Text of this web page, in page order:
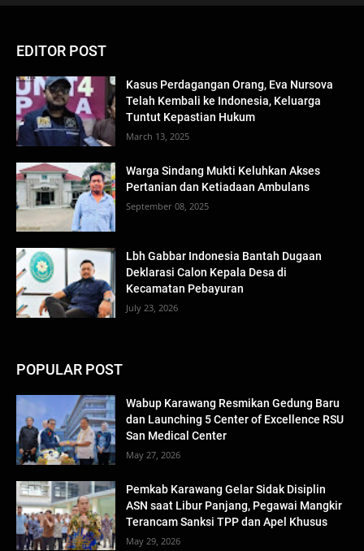
EDITOR POST
Kasus Perdagangan Orang, Eva Nursova
Telah Kembali ke Indonesia, Keluarga
Tuntut Kepastian Hukum
March 13, 2025
Warga Sindang Mukti Keluhkan Akses
Pertanian dan Ketiadaan Ambulans
September 08, 2025
Lbh Gabbar Indonesia Bantah Dugaan
Deklarasi Calon Kepala Desa di
Kecamatan Pebayuran
July 23, 2026
POPULAR POST
Wabup Karawang Resmikan Gedung Baru
dan Launching 5 Center of Excellence RSU
San Medical Center
May 27, 2026
Pemkab Karawang Gelar Sidak Disiplin
ASN saat Libur Panjang, Pegawai Mangkir
Terancam Sanksi TPP dan Apel Khusus
May 29, 2026